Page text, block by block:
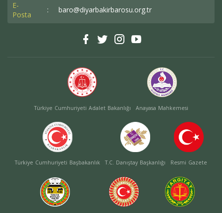
E-
Posta
: baro@diyarbakirbarosu.org.tr
Türkiye Cumhuriyeti Adalet Bakanlığı Anayasa Mahkemesi
Türkiye Cumhuriyeti Başbakanlık T.C. Danıştay Başkanlığı Resmi Gazete